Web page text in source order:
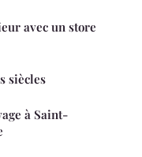
avec un store
siècles
à Saint-